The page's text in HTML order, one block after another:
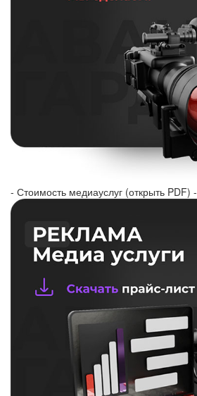
- Стоимость медиауслуг (открыть PDF) -